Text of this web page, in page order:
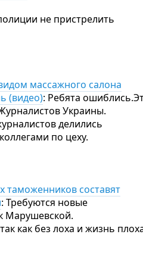
не пристрелить
массажного салона
(видео): Ребята
Украины.
делились
по цеху.
таможенников составят
: Требуются новые
Марушевской.
как без лоха и жизнь